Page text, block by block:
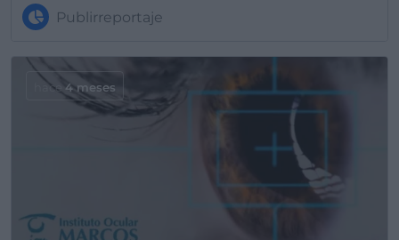
Publirreportaje
hace 4 meses